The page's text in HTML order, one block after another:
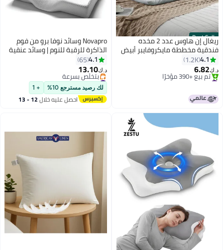
Best Seller ريغال إن هاوس عدد 2 مخده
فندقية مخططة مايكروفايبر أبيض
75x50سم4.1
1.2K
د.ك‏6.82
#2 في وسائد الفراش
تم بيع +390 مؤخرًا
#2 في وسائد الفراش
Novapro وسائد نوفا برو من فوم
الذاكرة للرقبة للنوم | وسائد عنقية
للنوم | وسادة طبية للكتف، آلام
الرقبة والشخير | للذين ينامون على
الجنب، الظهر والبطن
4.1
65
د.ك‏13.10
#21 في وسائد الفراش
أقل سعر في 7 يوم
بتخلّص بسرعة
#21 في وسائد الفراش
لك رصيد مسترجع 10% + 1
احصل عليه خلال 12 - 13